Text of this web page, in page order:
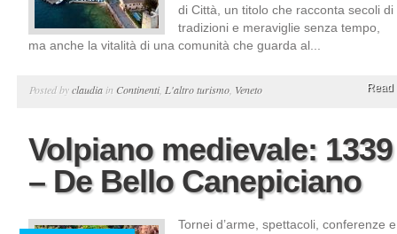
di Città, un titolo che racconta secoli di
tradizioni e meraviglie senza tempo,
ma anche la vitalità di una comunità che guarda al...
Posted byclaudia in Continenti, L'altro turismo Veneto Read
Volpiano medievale: 1339
– De Bello Canepiciano
Tornei d’arme, spettacoli, conferenze e